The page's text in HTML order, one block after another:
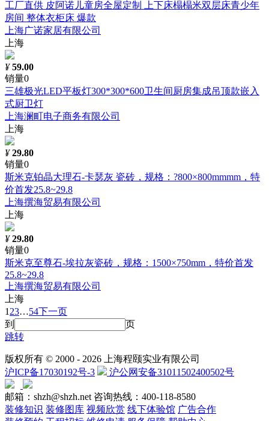
工厂直供 皮阿诺儿童房全屋定制 上下床榻榻米双层床青少年
房间 整体衣柜床 爆款
上海广诺家居有限公司
上海
¥ 59.00
销量0
三雄极光LED平板灯300*300*600卫生间厨房集成吊顶款嵌入
式厨卫灯
上海澜町电子商务有限公司
上海
¥ 29.80
销量0
斯米克铂晶大理石-卡瑟灰 瓷砖，规格：?800×800mmmm，特
价首发25.8~29.8
上海撰海贸易有限公司
上海
¥ 29.80
销量0
斯米克至尊石-埃拉灰瓷砖，规格：1500×750mm，特价首发
25.8~29.8
上海撰海贸易有限公司
上海
123…54下一页
到
页
跳转
版权所有 © 2000 - 2026 上海程颐实业有限公司
沪ICP备17030192号-3
沪公网安备31011502400502号
邮箱：shzh@shzh.net 咨询热线：400-118-8580
装修知识 装修图库 视频欣赏 线下体验馆 广告合作